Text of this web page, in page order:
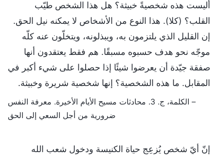
أليست هذه شخصيةً خبيثة؟ هل هذا الشخص طيّب
القلب؟ (كلا). هذا النوع من الأشخاص لا يمكنه نيل الحق.
إن القليل الذي يلتزمون به، ويبذلونه، ويتخلّون عنه كلّه
موجّه نحو هدف حسبوه مسبقًا. هم فقط يعتقدون أنها
صفقة جيّدة أن يعرضوا شيئًا إذا حصلوا على شيء أكبر في
المقابل. ما هذه الشخصية؟ إنها شخصية شريرة وخبيثة.
– الكلمة، ج. 3. محادثات مسيح الأيام الأخيرة. معرفة النفس
ضرورية من أجل السعي إلى الحق
إنّ أيّ شخص يُزعِج حياة الكنيسة ودخول شعب الله